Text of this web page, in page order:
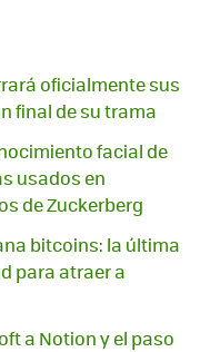
oficialmente sus
final de su trama
facial de
usados en
de Zuckerberg
bitcoins: la última
para atraer a
a Notion y el paso